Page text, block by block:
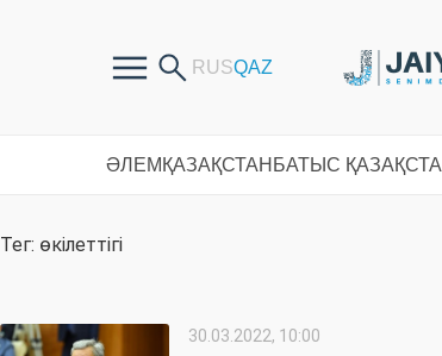
ӘЛЕМ ҚАЗАҚСТАН БАТЫС
Тег: өкілеттігі
30.03.2022, 10:00